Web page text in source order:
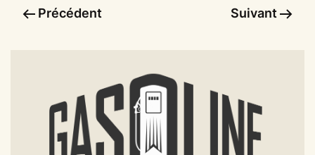
Précédent Suivant